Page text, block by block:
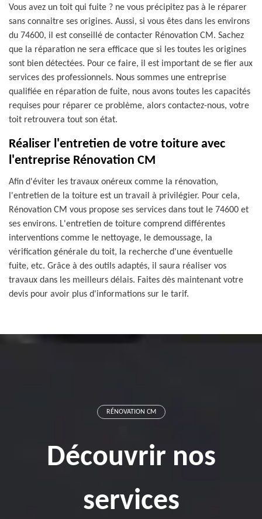
Vous avez un toit qui fuite ? ne vous précipitez pas à le réparer
sans connaitre ses origines. Aussi, si vous êtes dans les environs
du 74600, il est conseillé de contacter Rénovation CM. Sachez
que la réparation ne sera efficace que si les toutes les origines
sont bien détectées. Pour ce faire, il est important de se fier aux
services des professionnels. Nous sommes une entreprise
qualifiée en réparation de fuite, nous avons toutes les capacités
requises pour réparer ce problème, alors contactez-nous, votre
toit retrouvera tout son état.
Réaliser l'entretien de votre toiture avec
l'entreprise Rénovation CM
Afin d'éviter les travaux onéreux comme la rénovation,
l'entretien de la toiture est un travail à privilégier. Pour cela,
Rénovation CM vous propose ses services dans tout le 74600 et
ses environs. L'entretien de toiture comprend différentes
interventions comme le nettoyage, le demoussage, la
vérification générale du toit, la recherche d'une éventuelle
fuite, etc. Grâce à des outils adaptés, il saura réaliser vos
travaux dans les meilleurs délais. Faites dès maintenant votre
devis pour avoir plus d'informations sur le tarif.
RÉNOVATION CM
Découvrir nos
services